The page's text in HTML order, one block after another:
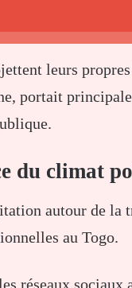
leurs
portait
du climat
autour de la
au Togo.
réseaux